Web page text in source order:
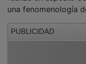
realiza un aspecto
una fenomenología